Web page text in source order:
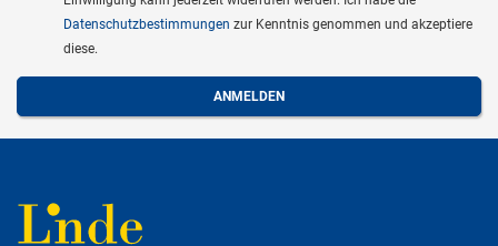
Datenschutzbestimmungen zur Kenntnis genommen und akzeptiere
diese.